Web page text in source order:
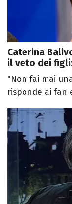
Caterina
il veto dei
"Non fai mai
risponde ai fan